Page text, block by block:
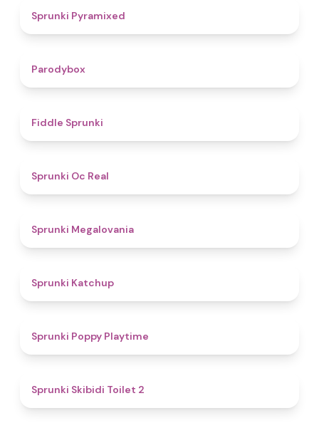
Sprunki Pyramixed
Parodybox
Fiddle Sprunki
Sprunki Oc Real
Sprunki Megalovania
Sprunki Katchup
Sprunki Poppy Playtime
Sprunki Skibidi Toilet 2